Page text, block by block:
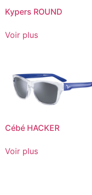
Kypers ROUND
Voir plus
Cébé HACKER
Voir plus